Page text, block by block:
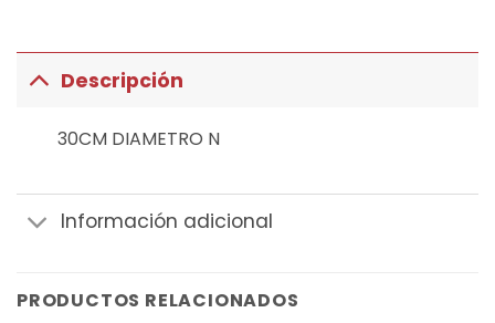
Descripción
30CM DIAMETRO N
Información adicional
PRODUCTOS RELACIONADOS